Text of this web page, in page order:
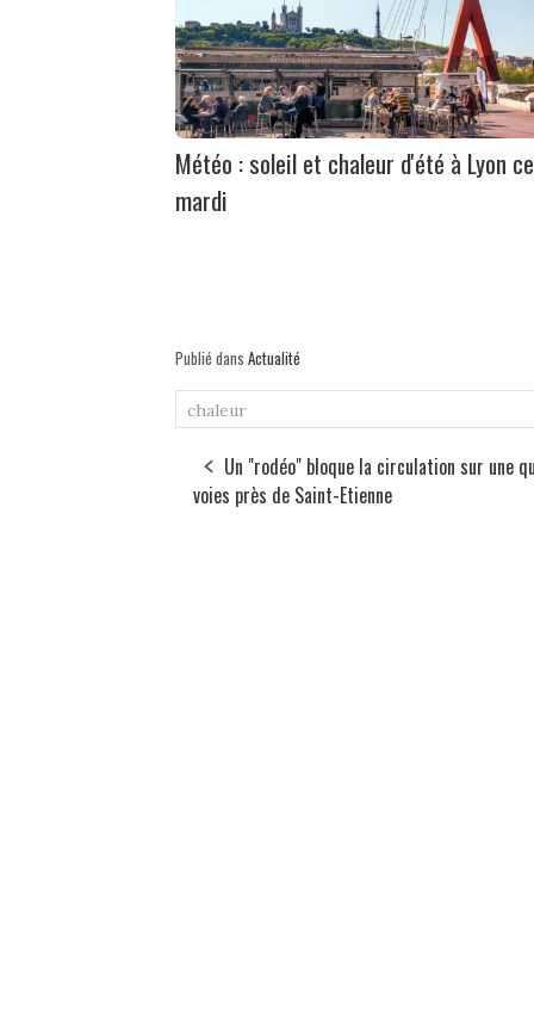
Météo : soleil et chaleur d'été à Lyon ce
mardi
Publié dans Actualité
chaleur
Un "rodéo" bloque la circulation sur une
voies près de Saint-Etienne